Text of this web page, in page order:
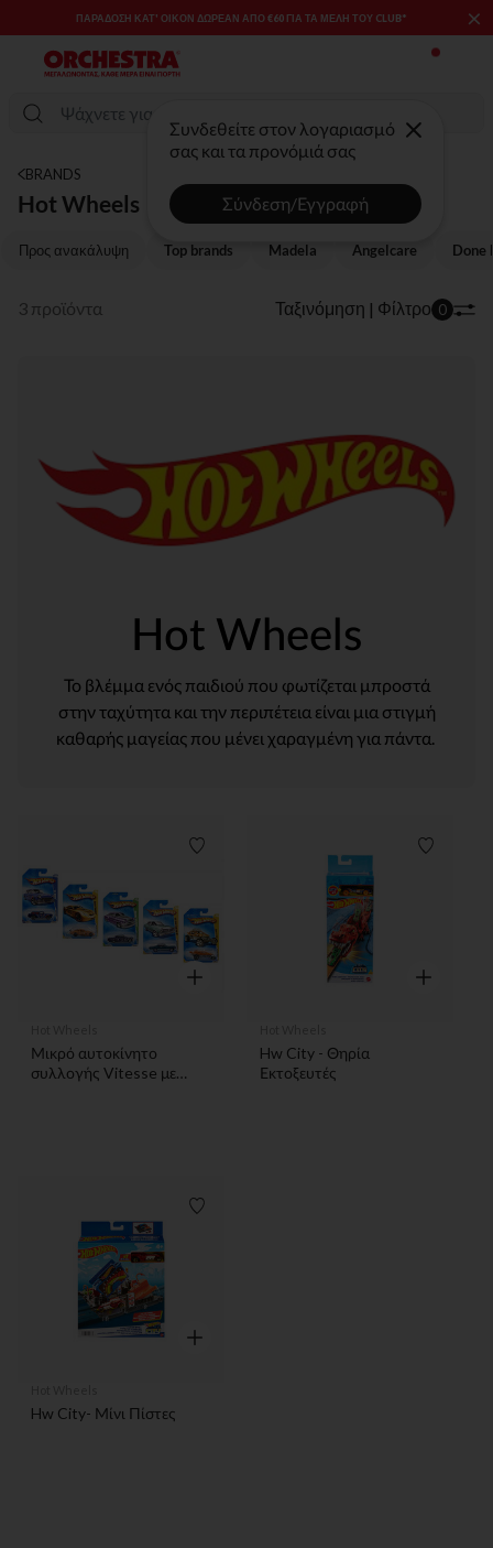
ΠΑΡΆΔΟΣΗ ΚΑΤ' ΟΊΚΟΝ ΔΩΡΕΑΝ ΑΠΌ €60 ΓΙΑ ΤΑ ΜΈΛΗ ΤΟΥ CLUB* ×
Συνδεθείτε στον λογαριασμό
σας και τα προνόμιά σας
Σύνδεση/Εγγραφή
BRANDS
Hot Wheels
Προς ανακάλυψη Top brands Madela Angelcare Done
3 προϊόντα Ταξινόμηση | Φίλτρο 0
Hot Wheels
Το βλέμμα ενός παιδιού που φωτίζεται μπροστά
στην ταχύτητα και την περιπέτεια είναι μια στιγμή
καθαρής μαγείας που μένει χαραγμένη για πάντα.
Λίστα προτιμήσεων
Γρήγορη επισκόπηση
Μικρό αυτοκίνητο
συλλογής Vitesse με
Λίστα
Γρήγορη
Hw City - Θηρία
Εκτοξευτές
Λίστα προτιμήσεων
Γρήγορη επισκόπηση
Hw City- Μίνι Πίστες